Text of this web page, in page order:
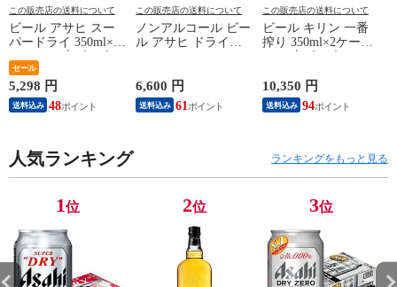
この販売店の送料について
ビール アサヒ スー
パードライ 350ml×1
『IAS』【本州のみ
送料無料】
セール
5,298 円
送料込み 48
この販売店の送料について
ノンアルコール ビー
ル アサヒ ドライゼ
【本州のみ 送料無
料】
6,600 円
送料込み 61
この販売店の送料について
ビール キリン 一番
搾り 350ml×2ケー
送料無料】
10,350 円
送料込み 94
人気ランキング ランキングをもっと見る
1位 2位 3位